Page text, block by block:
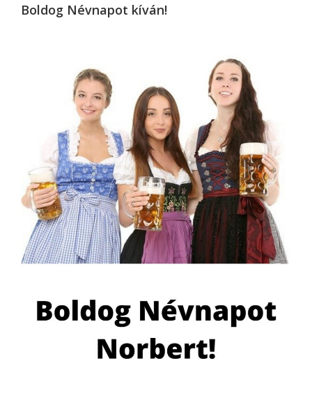
Boldog Névnapot kíván!